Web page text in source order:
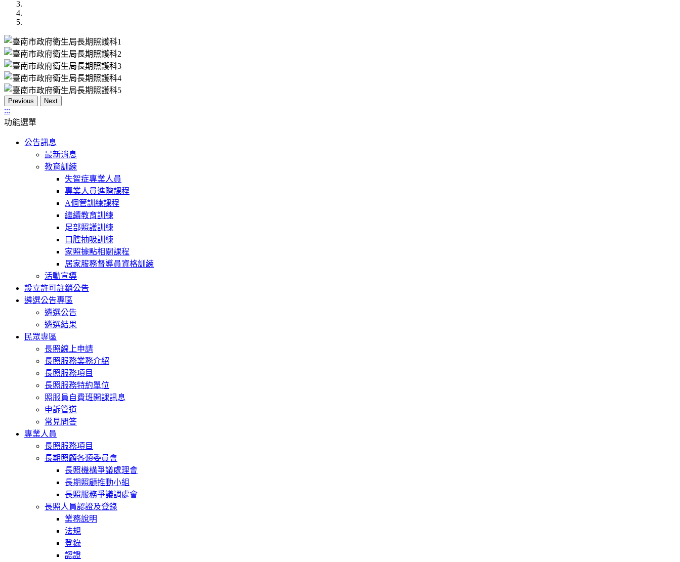
Previous Next
:::
功能選單
公告訊息
最新消息
教育訓練
失智症專業人員
專業人員進階課程
A個管訓練課程
繼續教育訓練
足部照護訓練
口腔抽吸訓練
家照據點相關課程
居家服務督導員資格訓練
活動宣導
設立許可註銷公告
遴選公告專區
遴選公告
遴選結果
民眾專區
長照線上申請
長照服務業務介紹
長照服務項目
長照服務特約單位
照服員自費班開課訊息
申訴管道
常見問答
專業人員
長照服務項目
長期照顧各類委員會
長照機構爭議處理會
長期照顧推動小組
長照服務爭議調處會
長照人員認證及登錄
業務說明
法規
登錄
認證